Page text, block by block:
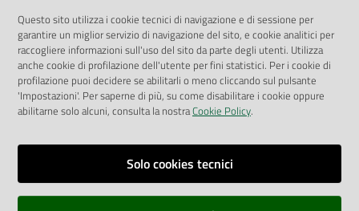
Privacy Policy
Attuazione Misure PNRR
Liste di Attesa
ENTI, IMPRESE E PARTNER
Fatturazione Elettronica
Richiesta Patrocinio
Questo sito utilizza i cookie tecnici di navigazione e di sessione per
garantire un miglior servizio di navigazione del sito, e cookie analitici per
raccogliere informazioni sull'uso del sito da parte degli utenti. Utilizza
anche cookie di profilazione dell'utente per fini statistici. Per i cookie di
profilazione puoi decidere se abilitarli o meno cliccando sul pulsante
'Impostazioni'. Per saperne di più, su come disabilitare i cookie oppure
abilitarne solo alcuni, consulta la nostraCookie Policy.
Solo cookies tecnici